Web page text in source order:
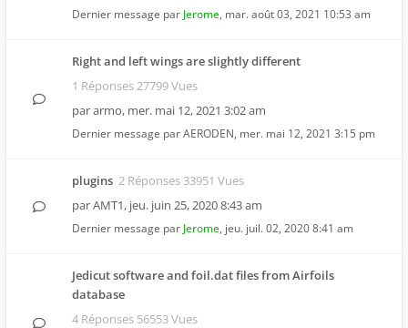
Dernier message par Jerome, mar. août 03, 2021 10:53 am
Right and left wings are slightly different
1 Réponses 27799 Vues
pararmo, mer. mai 12, 2021 3:02 am
Dernier message parAERODEN, mer. mai 12, 2021 3:15 pm
plugins 2 Réponses 33951 Vues
parAMT1, jeu. juin 25, 2020 8:43 am
Dernier message par Jerome, jeu. juil. 02, 2020 8:41 am
Jedicut software and foil.dat files from Airfoils
database
4 Réponses 56553 Vues